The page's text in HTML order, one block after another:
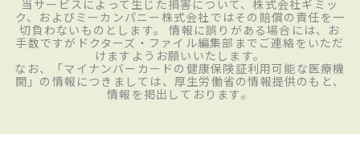
当サービスによって生じた損害について、株式会社ギミッ
ク、およびミーカンパニー株式会社ではその賠償の責任を一
切負わないものとします。 情報に誤りがある場合には、お
手数ですがドクターズ・ファイル編集部までご連絡をいただ
けますようお願いいたします。
なお、「マイナンバーカードの健康保険証利用可能な医療機
関」の情報につきましては、厚生労働省の情報提供のもと、
情報を掲出しております。